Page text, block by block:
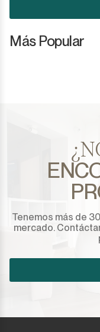
Más Popular
Tenemos más de
mercado.